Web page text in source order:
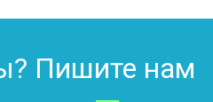
Пишите нам